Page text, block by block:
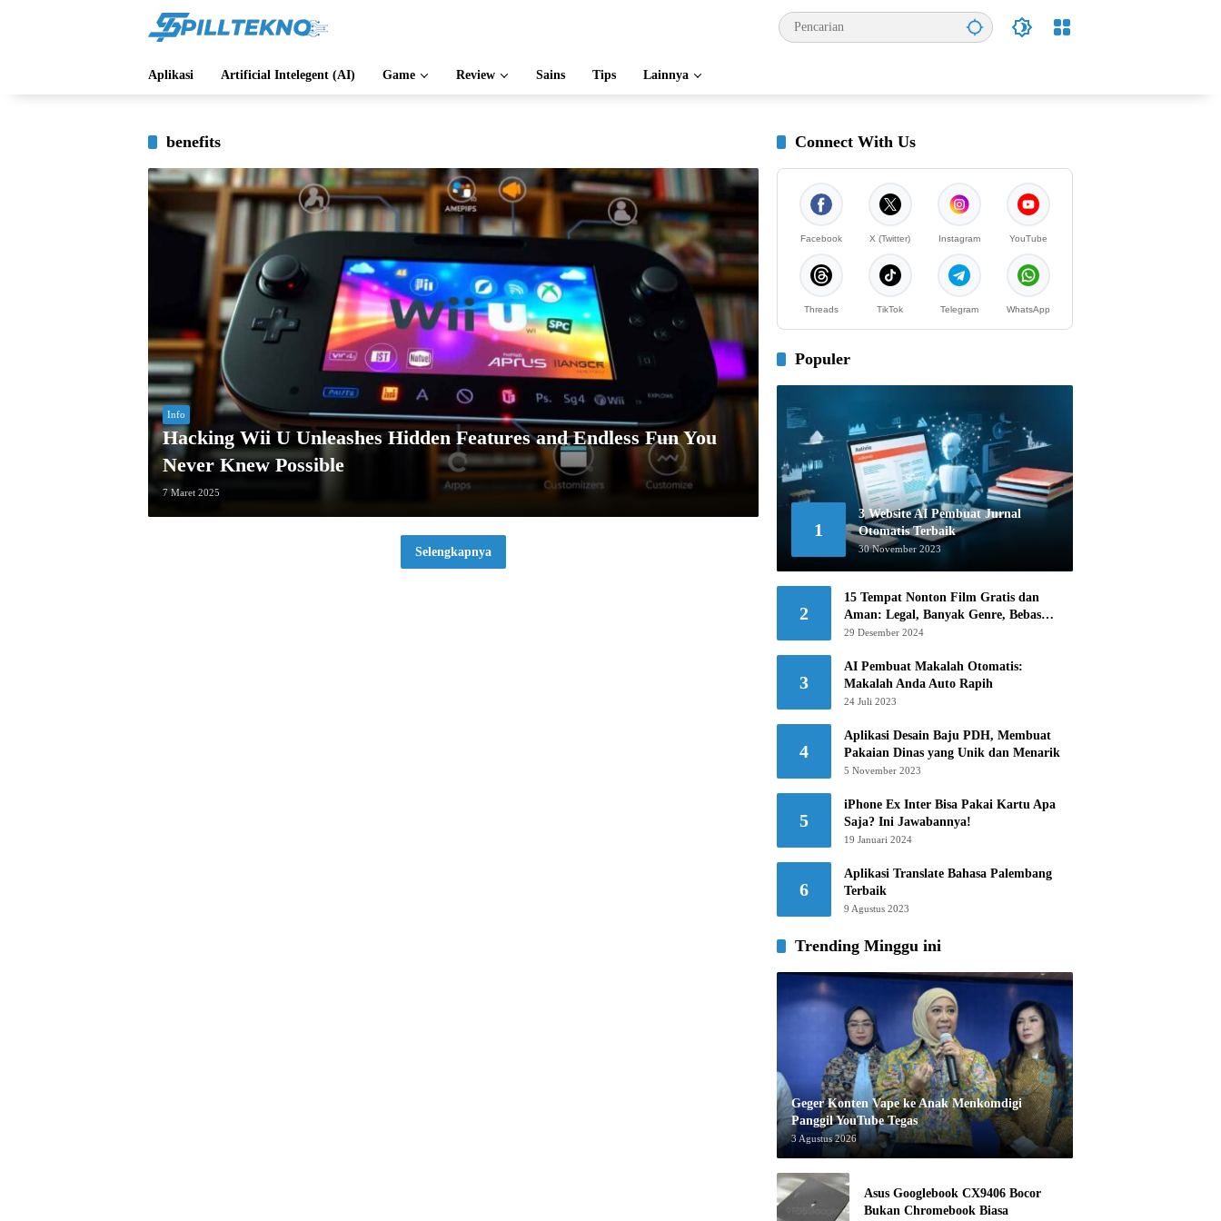
Aplikasi Artificial Intelegent (AI) Game Review Sains Tips Lainnya
benefits
Info
Hacking Wii U Unleashes Hidden Features and Endless Fun You
Never Knew Possible
7 Maret 2025
Selengkapnya
Connect With Us
Facebook X (Twitter) Instagram YouTube
Threads TikTok Telegram WhatsApp
Populer
1
3 Website AI Pembuat Jurnal
Otomatis Terbaik
30 November 2023
2
15 Tempat Nonton Film Gratis dan
Aman: Legal, Banyak Genre, Bebas
Khawatir!
29 Desember 2024
3
AI Pembuat Makalah Otomatis:
Makalah Anda Auto Rapih
24 Juli 2023
4
Aplikasi Desain Baju PDH, Membuat
Pakaian Dinas yang Unik dan Menarik
5 November 2023
5
iPhone Ex Inter Bisa Pakai Kartu Apa
Saja? Ini Jawabannya!
19 Januari 2024
6
Aplikasi Translate Bahasa Palembang
Terbaik
9 Agustus 2023
Trending Minggu ini
Geger Konten Vape ke Anak Menkomdigi
Panggil YouTube Tegas
3 Agustus 2026
Asus Googlebook CX9406 Bocor
Bukan Chromebook Biasa